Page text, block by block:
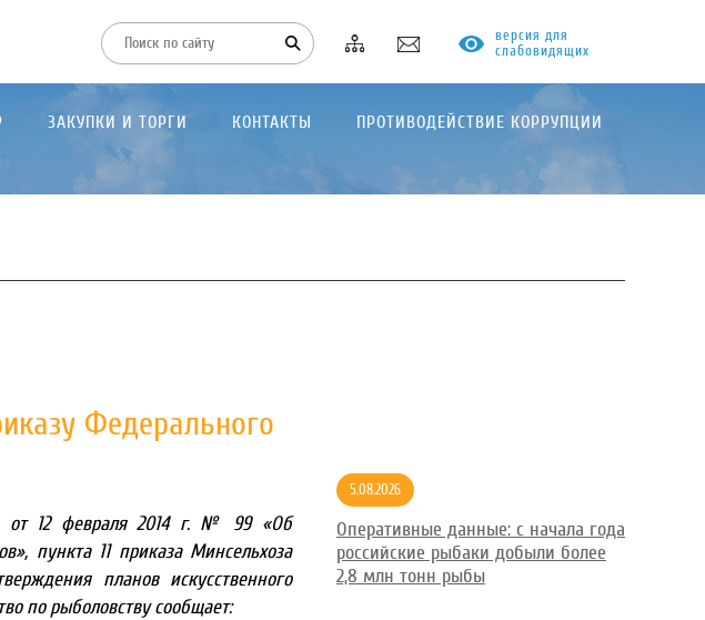
версия для
слабовидящих
ЗАКУПКИ И ТОРГИ КОНТАКТЫ ПРОТИВОДЕЙСТВИЕ КОРРУПЦИИ
Федерального
от 12 февраля 2014 г. № 99 «Об
пункта 11 приказа Минсельхоза
планов искусственного
по рыболовству сообщает:
5.08.2026
Оперативные данные: с начала года
российские рыбаки добыли более
2,8 млн тонн рыбы